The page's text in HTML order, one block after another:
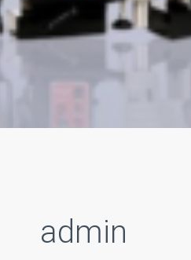
admin